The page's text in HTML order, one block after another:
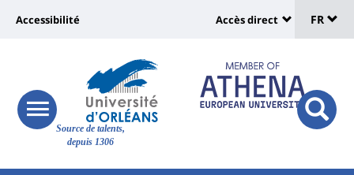
Site
Source de talents,
depuis 1306
responsive
menu
button
Université
vers
page
accessibilité
Accessibilité
:
Shortcut
links
Accès direct
de
FR